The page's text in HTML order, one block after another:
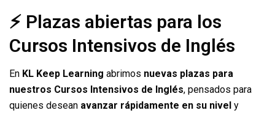
⚡ Plazas abiertas para los
Cursos Intensivos de Inglés
En KL Keep Learning abrimos nuevas plazas para
nuestros Cursos Intensivos de Inglés, pensados para
quienes desean avanzar rápidamente en su nivel y